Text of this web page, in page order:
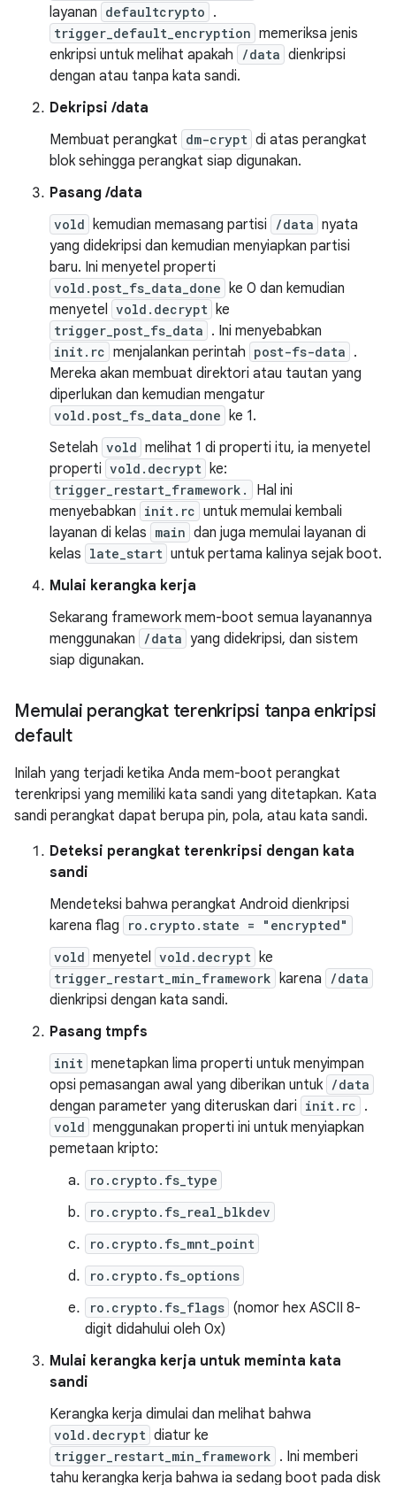
layanan defaultcrypto .
trigger_default_encryption memeriksa jenis
enkripsi untuk melihat apakah
/data dienkripsi
dengan atau tanpa kata sandi.
Dekripsi /data
Membuat perangkat dm-crypt di atas perangkat
blok sehingga perangkat siap digunakan.
Pasang /data
vold kemudian memasang partisi /data nyata
yang didekripsi dan kemudian menyiapkan partisi
baru. Ini menyetel properti
vold.post_fs_data_done ke 0 dan kemudian
menyetel vold.decrypt ke
trigger_post_fs_data . Ini menyebabkan
init.rc menjalankan perintah post-fs-data .
Mereka akan membuat direktori atau tautan yang
diperlukan dan kemudian mengatur
vold.post_fs_data_done ke 1.
Setelah vold melihat 1 di properti itu, ia menyetel
properti vold.decrypt ke:
trigger_restart_framework.
Hal ini
menyebabkan init.rc untuk memulai kembali
layanan di kelas main dan juga memulai layanan di
kelas late_start untuk pertama kalinya sejak boot.
Mulai kerangka kerja
Sekarang framework mem-boot semua layanannya
menggunakan
/data yang didekripsi, dan sistem
siap digunakan.
Memulai perangkat terenkripsi tanpa enkripsi
default
Inilah yang terjadi ketika Anda mem-boot perangkat
terenkripsi yang memiliki kata sandi yang ditetapkan. Kata
sandi perangkat dapat berupa pin, pola, atau kata sandi.
Deteksi perangkat terenkripsi dengan kata
sandi
Mendeteksi bahwa perangkat Android dienkripsi
karena flag
ro.crypto.state = "encrypted"
vold menyetel vold.decrypt ke
trigger_restart_min_framework karena /data
dienkripsi dengan kata sandi.
Pasang tmpfs
init menetapkan lima properti untuk menyimpan
opsi pemasangan awal yang diberikan untuk /data
dengan parameter yang diteruskan dari init.rc .
vold menggunakan properti ini untuk menyiapkan
pemetaan kripto:
ro.crypto.fs_type
ro.crypto.fs_real_blkdev
ro.crypto.fs_mnt_point
ro.crypto.fs_options
ro.crypto.fs_flags (nomor hex ASCII 8-
digit didahului oleh 0x)
Mulai kerangka kerja untuk meminta kata
sandi
Kerangka kerja dimulai dan melihat bahwa
vold.decrypt diatur ke
trigger_restart_min_framework . Ini memberi
tahu kerangka kerja bahwa ia sedang boot pada disk